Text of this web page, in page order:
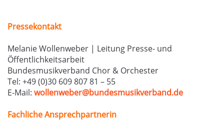
Pressekontakt
Melanie Wollenweber | Leitung Presse- und
Öffentlichkeitsarbeit
Bundesmusikverband Chor & Orchester
Tel: +49 (0)30 609 807 81 – 55
E-Mail: wollenweber@bundesmusikverband.de
Fachliche Ansprechpartnerin